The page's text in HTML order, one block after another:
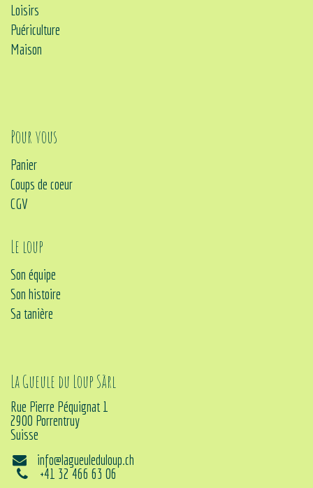
Loisirs
Puériculture
Maison
Pour vous
Panier
Coups de coeur
CGV
Le loup
Son équipe
Son histoire
Sa tanière
La Gueule du Loup Sàrl
Rue Pierre Péquignat 1
2900 Porrentruy
Suisse
info@lagueuleduloup.ch
+41 32 466 63 06